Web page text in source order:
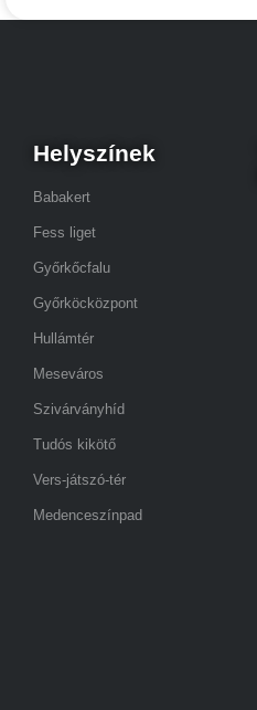
Helyszínek
Babakert
Fess liget
Győrkőcfalu
Győrköcközpont
Hullámtér
Meseváros
Szivárványhíd
Tudós kikötő
Vers-játszó-tér
Medenceszínpad